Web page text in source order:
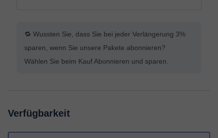
🔁 Wussten Sie, dass Sie bei jeder Verlängerung 3%
sparen, wenn Sie unsere Pakete abonnieren?
Wählen Sie beim Kauf Abonnieren und sparen.
Verfügbarkeit